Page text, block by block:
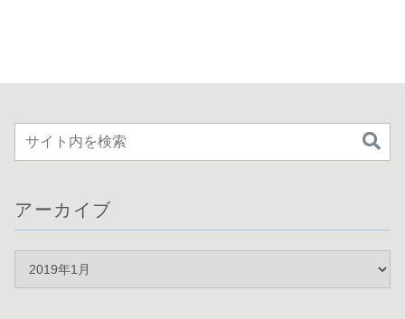
アーカイブ